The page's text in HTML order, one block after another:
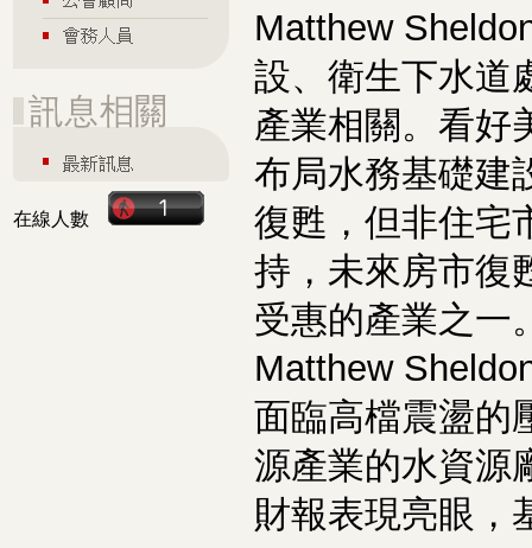
在線人數
Matthew
設、衛生下水道
產業相關。看好
布局水務基礎建
復甦，但非住宅
持，未來房市復
受惠的產業之一
Matthew
面臨高檔震盪的
源產業的水資源
財報表現亮眼，